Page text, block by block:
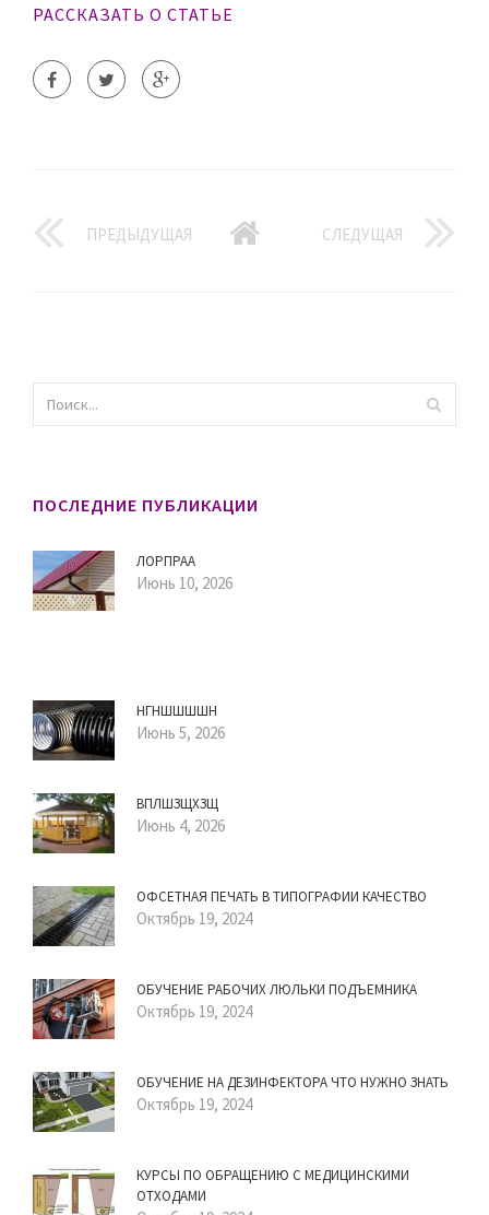
РАССКАЗАТЬ О СТАТЬЕ
ПРЕДЫДУЩАЯ СЛЕДУЩАЯ
ПОСЛЕДНИЕ ПУБЛИКАЦИИ
ЛОРПРАА
Июнь 10, 2026
НГНШШШШН
Июнь 5, 2026
ВПЛШЗЩХЗЩ
Июнь 4, 2026
ОФСЕТНАЯ ПЕЧАТЬ В ТИПОГРАФИИ КАЧЕСТВО
Октябрь 19, 2024
ОБУЧЕНИЕ РАБОЧИХ ЛЮЛЬКИ ПОДЪЕМНИКА
Октябрь 19, 2024
ОБУЧЕНИЕ НА ДЕЗИНФЕКТОРА ЧТО НУЖНО ЗНАТЬ
Октябрь 19, 2024
КУРСЫ ПО ОБРАЩЕНИЮ С МЕДИЦИНСКИМИ
ОТХОДАМИ